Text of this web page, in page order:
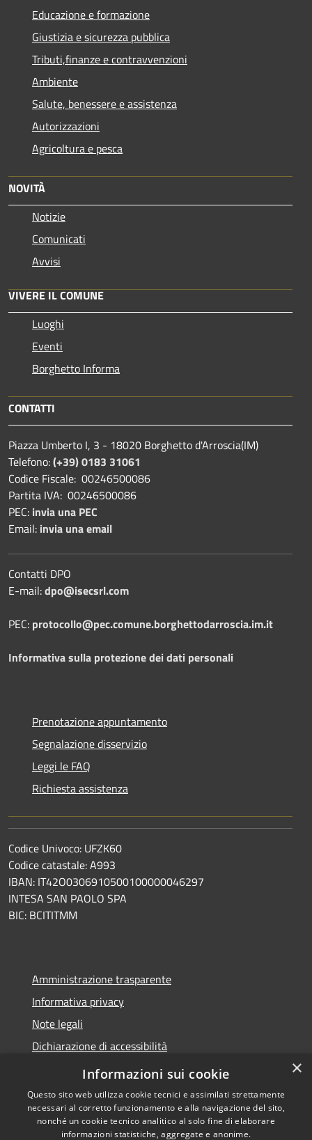
Educazione e formazione
Giustizia e sicurezza pubblica
Tributi,finanze e contravvenzioni
Ambiente
Salute, benessere e assistenza
Autorizzazioni
Agricoltura e pesca
NOVITÀ
Notizie
Comunicati
Avvisi
VIVERE IL COMUNE
Luoghi
Eventi
Borghetto Informa
CONTATTI
Piazza Umberto I, 3 - 18020 Borghetto d'Arroscia(IM)
Telefono:(+39) 0183 31061
Codice Fiscale: 00246500086
Partita IVA: 00246500086
PEC: invia una PEC
Email: invia una email
Contatti DPO
E-mail:dpo@isecsrl.com
PEC: protocollo@pec.comune.borghettodarroscia.im.it
Informativa sulla protezione dei dati personali
Prenotazione appuntamento
Segnalazione disservizio
Leggi le FAQ
Richiesta assistenza
Codice Univoco: UFZK60
Codice catastale: A993
IBAN: IT42O0306910500100000046297
INTESA SAN PAOLO SPA
BIC: BCITITMM
Amministrazione trasparente
Informativa privacy
Note legali
Dichiarazione di accessibilità
Meccanismo di feedback
×
Informazioni sui cookie
Questo sito web utilizza cookie tecnici e assimilati strettamente
necessari al corretto funzionamento e alla navigazione del sito,
nonché un cookie tecnico analitico al solo fine di elaborare
informazioni statistiche, aggregate e anonime.